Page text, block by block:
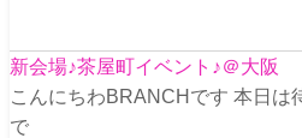
新会場♪茶屋町イベント♪＠大阪
こんにちわBRANCHです 本日は
で